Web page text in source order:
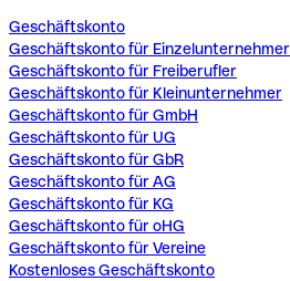
Geschäftskonto
Geschäftskonto für Einzelunternehmer
Geschäftskonto für Freiberufler
Geschäftskonto für Kleinunternehmer
Geschäftskonto für GmbH
Geschäftskonto für UG
Geschäftskonto für GbR
Geschäftskonto für AG
Geschäftskonto für KG
Geschäftskonto für oHG
Geschäftskonto für Vereine
Kostenloses Geschäftskonto